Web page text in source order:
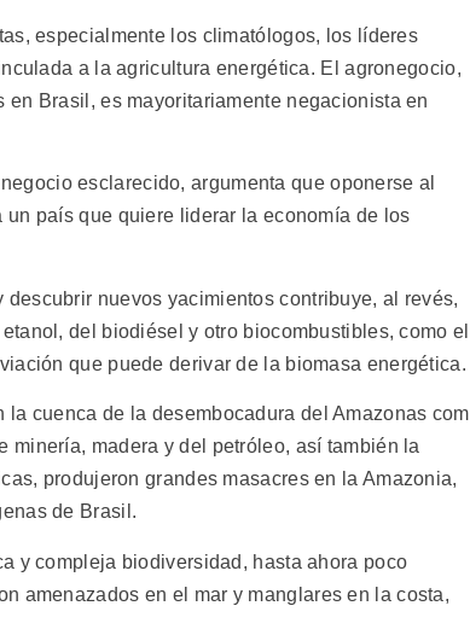
especialmente los climatólogos, los líderes
a la agricultura energética. El agronegocio,
Brasil, es mayoritariamente negacionista en
esclarecido, argumenta que oponerse al
país que quiere liderar la economía de los
nuevos yacimientos contribuye, al revés,
del biodiésel y otro biocombustibles, como el
que puede derivar de la biomasa energética.
cuenca de la desembocadura del Amazonas
minería, madera y del petróleo, así también la
produjeron grandes masacres en la Amazonia,
de Brasil.
y compleja biodiversidad, hasta ahora poco
amenazados en el mar y manglares en la costa,